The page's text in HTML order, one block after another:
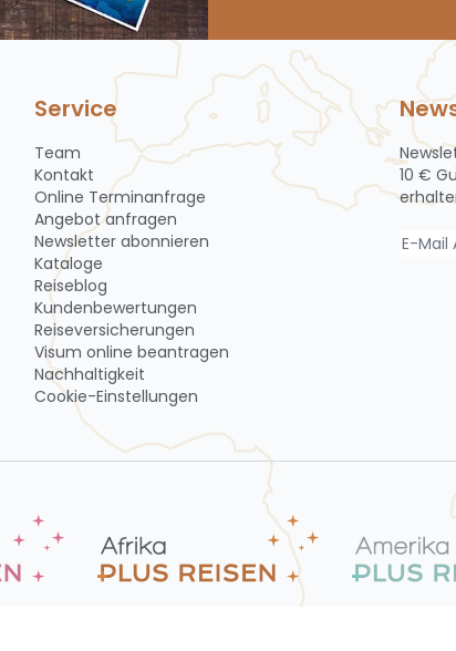
Service
Team
Kontakt
Online Terminanfrage
Angebot anfragen
Newsletter abon­nie­ren
Kataloge
Reiseblog
Kundenbewertungen
Reiseversicherungen
Visum online beantragen
Nachhaltigkeit
Cookie-Einstellungen
10 €